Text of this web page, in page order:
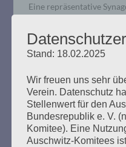
Eine repräsentative
Antisemitismus stoppen?
helfen würde, würde ich
Synagogen! Allein: Ich
auf dem…
Stand: 18.02.2025
Wir freuen uns sehr
Verein. Datenschutz
Stellenwert für den
Bundesrepublik e. V.
Komitee). Eine
Auschwitz-Komitees